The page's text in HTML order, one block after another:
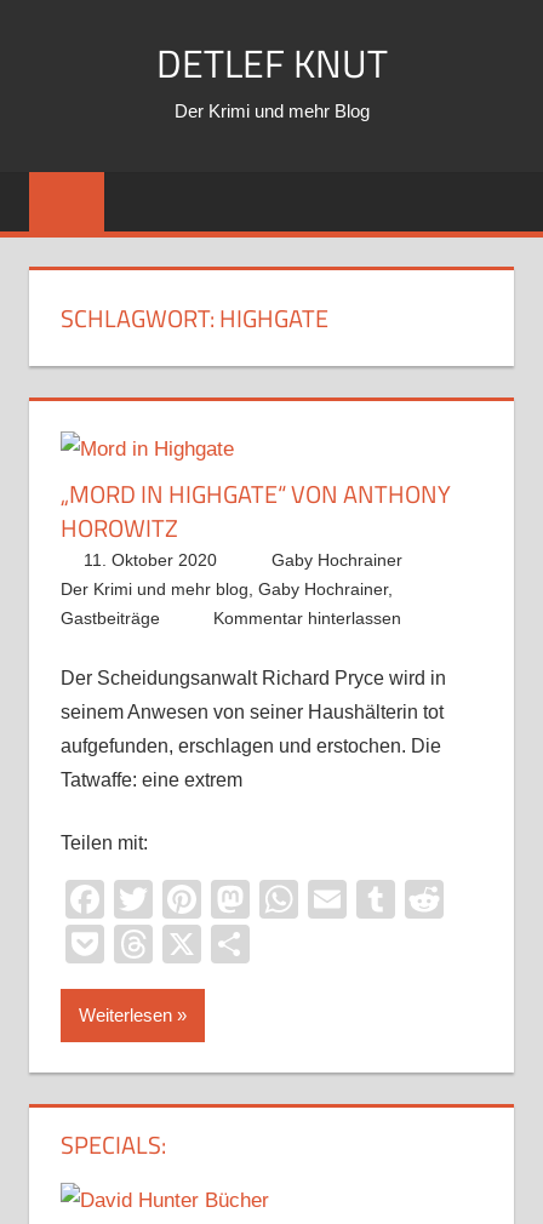
DETLEF KNUT
Der Krimi und mehr Blog
SCHLAGWORT:HIGHGATE
„MORD IN HIGHGATE“ VON ANTHONY
HOROWITZ
11. Oktober 2020
Gaby Hochrainer
Der Krimi und mehr blog Gaby Hochrainer,
Gastbeiträge
Kommentar hinterlassen
Der Scheidungsanwalt Richard Pryce wird in
seinem Anwesen von seiner Haushälterin tot
aufgefunden, erschlagen und erstochen. Die
Tatwaffe: eine extrem
Teilen mit:
Facebook
TwitterPinterest
Mastodon
WhatsApp
EmailTumblr
PocketThreads
X
Weiterlesen
SPECIALS: